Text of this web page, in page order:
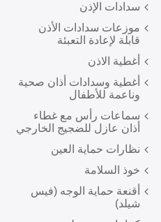
سدادات الإذن
موزعات سدادات الأذن
قابلة لإعادة التعبئة
أغطية الاذن
أغطية وسدادات أذان صحية
وناعمة للأطفال
سماعات رأس مع غطاء
أذان عازل للضجيج الخارجي
نظارات حماية العين
خوذ السلامة
أقنعة حماية الوجه (فيس
شيلد)